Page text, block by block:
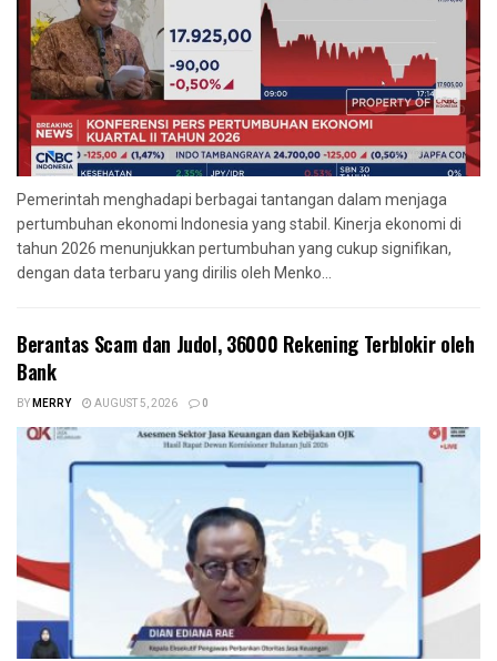
Pemerintah menghadapi berbagai tantangan dalam menjaga
pertumbuhan ekonomi Indonesia yang stabil. Kinerja ekonomi di
tahun 2026 menunjukkan pertumbuhan yang cukup signifikan,
dengan data terbaru yang dirilis oleh Menko...
Berantas Scam dan Judol, 36000 Rekening Terblokir oleh
Bank
BYMERRY AUGUST 5, 2026 0